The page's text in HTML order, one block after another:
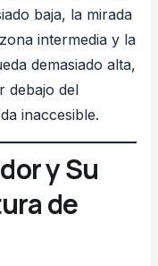
baja, la mirada
intermedia y la
demasiado alta,
debajo del
inaccesible.
y Su
de